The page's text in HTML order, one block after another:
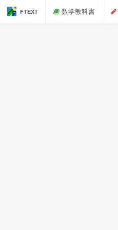
FTEXT 数学教科書